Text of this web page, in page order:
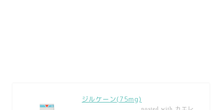
ジルケーン(75mg)
posted with カエレ